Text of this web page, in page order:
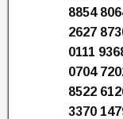
8854
2627
0111
0704
8522
3370